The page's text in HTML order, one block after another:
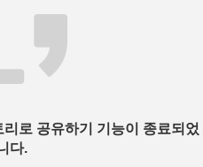
로 공유하기 기능이 종료되었
다.